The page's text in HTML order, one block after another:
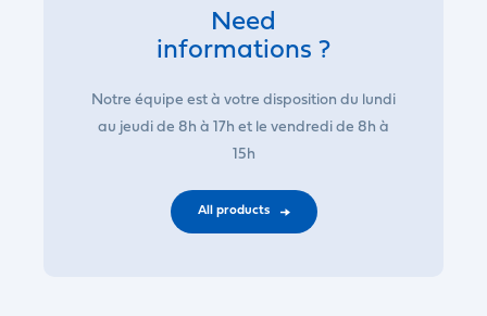
Need
informations ?
Notre équipe est à votre disposition du lundi
au jeudi de 8h à 17h et le vendredi de 8h à
15h
All products